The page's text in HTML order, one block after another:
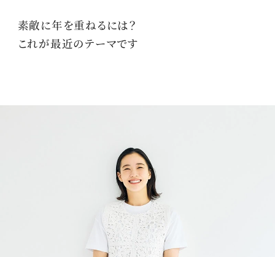
素敵に年を重ねるには？
これが最近のテーマです